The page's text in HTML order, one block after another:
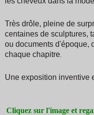
Très drôle, pleine de
centaines de sculptures,
ou documents d'époque,
chaque chapitre
Une exposition inventive
Cliquez sur l'image et